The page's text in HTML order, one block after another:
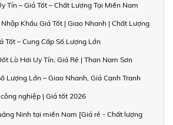
Tín – Giá Tốt – Chất Lượng Tại Miền Nam
Khẩu Giá Tốt | Giao Nhanh | Chất Lượng
Tốt – Cung Cấp Số Lượng Lớn
Lò Hơi Uy Tín, Giá Rẻ | Than Nam Sơn
Lượng Lớn – Giao Nhanh, Giá Cạnh Tranh
nghiệp | Giá tốt 2026
Ninh tại miền Nam [Giá rẻ - Chất lượng